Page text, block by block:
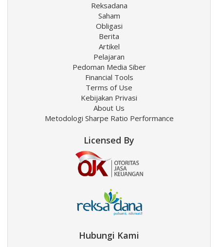
Reksadana
Saham
Obligasi
Berita
Artikel
Pelajaran
Pedoman Media Siber
Financial Tools
Terms of Use
Kebijakan Privasi
About Us
Metodologi Sharpe Ratio Performance
Licensed By
Hubungi Kami